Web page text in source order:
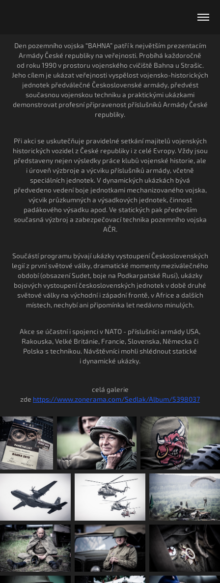
Den pozemního vojska “BAHNA” patří k největším prezentacím
Armády České republiky na veřejnosti. Probíhá každoročně
od roku 1990 v prostoru vojenského cvičiště Bahna u Strašic.
Jeho cílem je ukázat veřejnosti vyspělost vojensko-historických
jednotek předválečné Československé armády, předvést
současnou vojenskou techniku a praktickými ukázkami
demonstrovat profesní připravenost příslušníků Armády České
republiky.
Při akci se uskutečňuje pravidelné setkání majitelů vojenských
historických vozidel z České republiky i z celé Evropy. Vždy jsou
představeny nejen výsledky práce klubů vojenské historie, ale
i úroveň výzbroje a výcviku příslušníků armády, včetně
speciálních jednotek. V dynamických ukázkách bývá
předvedeno vedení boje jednotkami mechanizovaného vojska,
výcvik průzkumných a výsadkových jednotek, činnost
padákového výsadku apod. Ve statických pak především
současná výzbroj a zabezpečovací technika pozemního vojska
AČR.
Součástí programu bývají ukázky vystoupení Československých
legií z první světové války, dramatické momenty meziválečného
období (obsazení Sudet, boje na Podkarpatské Rusi), ukázky
bojových vystoupení československých jednotek v době druhé
světové války na východní i západní frontě, v Africe a dalších
místech, nechybí ani připomínka let nedávno minulých.
Akce se účastní i spojenci v NATO - příslušníci armády USA,
Rakouska, Velké Británie, Francie, Slovenska, Německa či
Polska s technikou. Návštěvníci mohli shlédnout statické
i dynamické ukázky.
celá galerie
zde https://www.zonerama.com/Sedlak/Album/5398037